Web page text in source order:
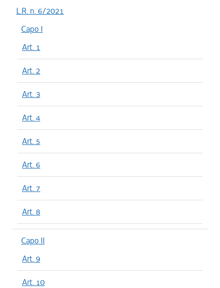
L.R. n. 6/2021
Capo I
Art. 1
Art. 2
Art. 3
Art. 4
Art. 5
Art. 6
Art. 7
Art. 8
Capo II
Art. 9
Art. 10